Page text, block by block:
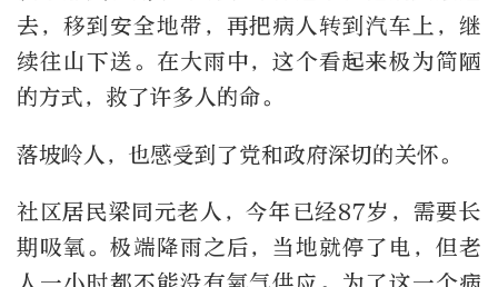
去，移到安全地带，再把病人转到汽车上，继
续往山下送。在大雨中，这个看起来极为简陋
的方式，救了许多人的命。
落坡岭人，也感受到了党和政府深切的关怀。
社区居民梁同元老人，今年已经87岁，需要长
期吸氧。极端降雨之后，当地就停了电，但老